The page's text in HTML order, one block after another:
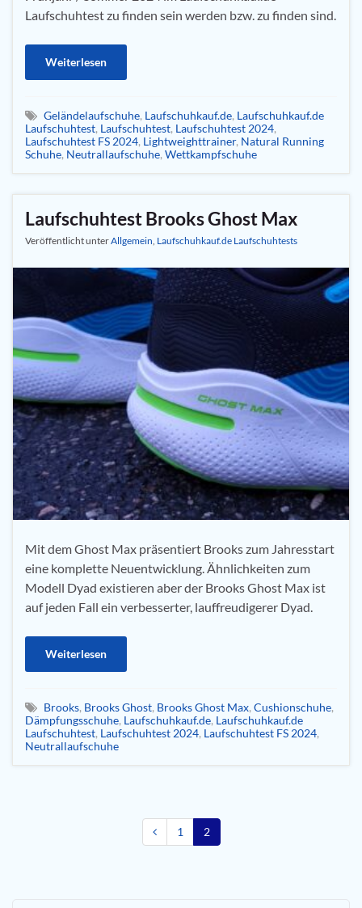
Laufschuhtest zu finden sein werden bzw. zu finden sind.
Weiterlesen
Geländelaufschuhe, Laufschuhkauf.de, Laufschuhkauf.de
Laufschuhtest, Laufschuhtest, Laufschuhtest 2024,
Laufschuhtest FS 2024, Lightweighttrainer, Natural Running
Schuhe, Neutrallaufschuhe, Wettkampfschuhe
Laufschuhtest Brooks Ghost Max
Veröffentlicht unterAllgemein Laufschuhkauf.de Laufschuhtests
Mit dem Ghost Max präsentiert Brooks zum Jahresstart
eine komplette Neuentwicklung. Ähnlichkeiten zum
Modell Dyad existieren aber der Brooks Ghost Max ist
auf jeden Fall ein verbesserter, lauffreudigerer Dyad.
Weiterlesen
Brooks, Brooks Ghost, Brooks Ghost Max, Cushionschuhe,
Dämpfungsschuhe, Laufschuhkauf.de, Laufschuhkauf.de
Laufschuhtest, Laufschuhtest 2024, Laufschuhtest FS 2024,
Neutrallaufschuhe
1 2